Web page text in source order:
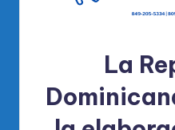
La